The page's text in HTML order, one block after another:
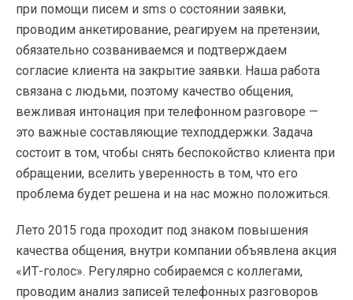
при помощи писем и sms о состоянии заявки,
проводим анкетирование, реагируем на претензии,
обязательно созваниваемся и подтверждаем
согласие клиента на закрытие заявки. Наша работа
связана c людьми, поэтому качество общения,
вежливая интонация при телефонном разговоре —
это важные составляющие техподдержки. Задача
состоит в том, чтобы снять беспокойство клиента при
обращении, вселить уверенность в том, что его
проблема будет решена и на нас можно положиться.
Лето 2015 года проходит под знаком повышения
качества общения, внутри компании объявлена акция
«ИТ-голос». Регулярно собираемся с коллегами,
проводим анализ записей телефонных разговоров